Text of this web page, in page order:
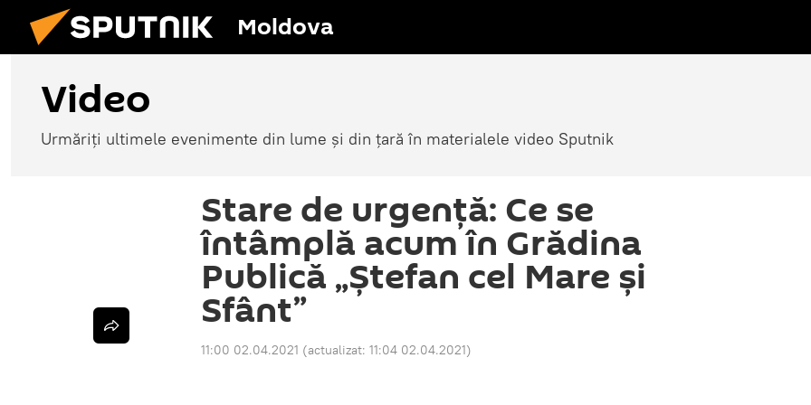
Moldova
Video
Urmăriți ultimele evenimente din lume și din țară în materialele video Sputnik
Stare de urgență: Ce se
întâmplă acum în Grădina
Publică „Ștefan cel Mare și
Sfânt”
11:00 02.04.2021 (actualizat: 11:04 02.04.2021)